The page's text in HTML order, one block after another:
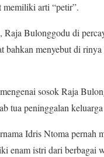
arti “petir”.
Raja Bulonggodu di
bahkan menyebut di
sosok Raja
tua peninggalan keluarga
Idris Ntoma
enam istri dari berbagai